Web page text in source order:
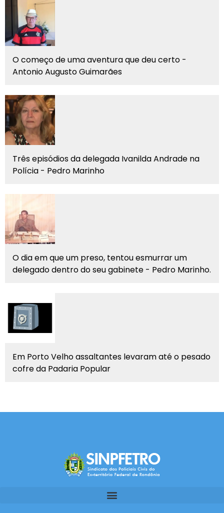
O começo de uma aventura que deu certo -
Antonio Augusto Guimarães
Três episódios da delegada Ivanilda Andrade na
Polícia - Pedro Marinho
O dia em que um preso, tentou esmurrar um
delegado dentro do seu gabinete - Pedro Marinho.
Em Porto Velho assaltantes levaram até o pesado
cofre da Padaria Popular